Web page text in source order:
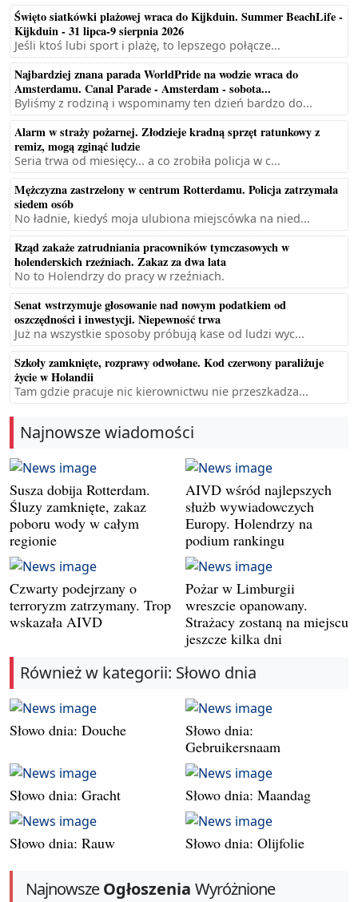
Święto siatkówki plażowej wraca do Kijkduin. Summer BeachLife -
Kijkduin - 31 lipca-9 sierpnia 2026
Jeśli ktoś lubi sport i plażę, to lepszego połącze...
Najbardziej znana parada WorldPride na wodzie wraca do
Amsterdamu. Canal Parade - Amsterdam - sobota...
Byliśmy z rodziną i wspominamy ten dzień bardzo do...
Alarm w straży pożarnej. Złodzieje kradną sprzęt ratunkowy z
remiz, mogą zginąć ludzie
Seria trwa od miesięcy... a co zrobiła policja w c...
Mężczyzna zastrzelony w centrum Rotterdamu. Policja zatrzymała
siedem osób
No ładnie, kiedyś moja ulubiona miejscówka na nied...
Rząd zakaże zatrudniania pracowników tymczasowych w
holenderskich rzeźniach. Zakaz za dwa lata
No to Holendrzy do pracy w rzeźniach.
Senat wstrzymuje głosowanie nad nowym podatkiem od
oszczędności i inwestycji. Niepewność trwa
Już na wszystkie sposoby próbują kase od ludzi wyc...
Szkoły zamknięte, rozprawy odwołane. Kod czerwony paraliżuje
życie w Holandii
Tam gdzie pracuje nic kierownictwu nie przeszkadza...
Najnowsze wiadomości
Susza dobija Rotterdam.
Śluzy zamknięte, zakaz
poboru wody w całym
regionie
AIVD wśród najlepszych
służb wywiadowczych
Europy. Holendrzy na
podium rankingu
Czwarty podejrzany o
terroryzm zatrzymany. Trop
wskazała AIVD
Pożar w Limburgii
wreszcie opanowany.
Strażacy zostaną na miejscu
jeszcze kilka dni
Również w kategorii: Słowo dnia
Słowo dnia: Douche
Słowo dnia:
Gebruikersnaam
Słowo dnia: Gracht Słowo dnia: Maandag
Słowo dnia: Rauw Słowo dnia: Olijfolie
NajnowszeOgłoszenia Wyróżnione